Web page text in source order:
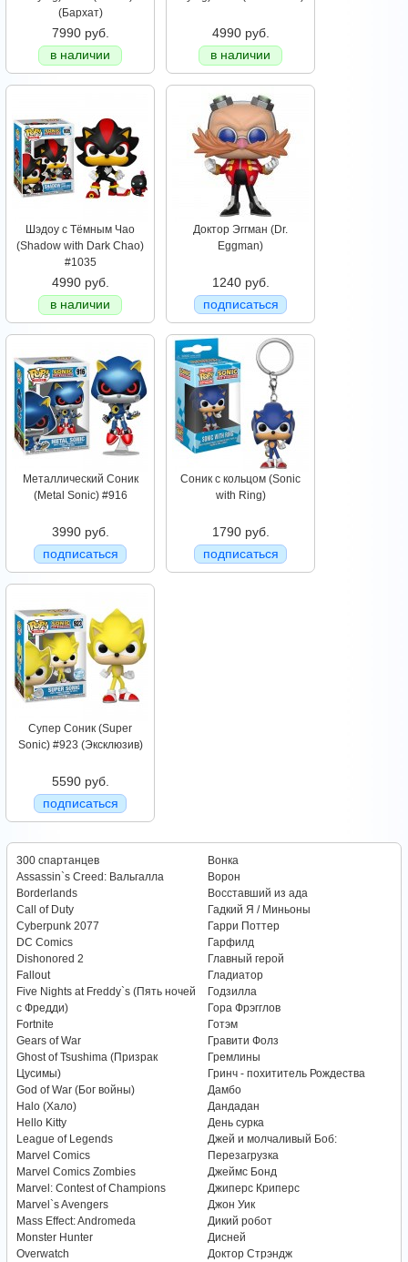
(Бархат)
7990 руб.
в наличии
4990 руб.
в наличии
Шэдоу с Тёмным Чао
(Shadow with Dark Chao)
#1035
4990 руб.
в наличии
Доктор Эггман (Dr.
Eggman)
1240 руб.
подписаться
Металлический Соник
(Metal Sonic) #916
3990 руб.
подписаться
Соник с кольцом (Sonic
with Ring)
1790 руб.
подписаться
Супер Соник (Super
Sonic) #923 (Эксклюзив)
5590 руб.
подписаться
300 спартанцев
Assassin`s Creed: Вальгалла
Borderlands
Call of Duty
Cyberpunk 2077
DC Comics
Dishonored 2
Fallout
Five Nights at Freddy`s (Пять ночей
с Фредди)
Fortnite
Gears of War
Ghost of Tsushima (Призрак
Цусимы)
God of War (Бог войны)
Halo (Хало)
Hello Kitty
League of Legends
Marvel Comics
Marvel Comics Zombies
Marvel: Contest of Champions
Marvel`s Avengers
Mass Effect: Andromeda
Monster Hunter
Overwatch
Вонка
Ворон
Восставший из ада
Гадкий Я / Миньоны
Гарри Поттер
Гарфилд
Главный герой
Гладиатор
Годзилла
Гора Фрэгглов
Готэм
Гравити Фолз
Гремлины
Гринч - похититель Рождества
Дамбо
Дандадан
День сурка
Джей и молчаливый Боб:
Перезагрузка
Джеймс Бонд
Джиперс Криперс
Джон Уик
Дикий робот
Дисней
Доктор Стрэндж